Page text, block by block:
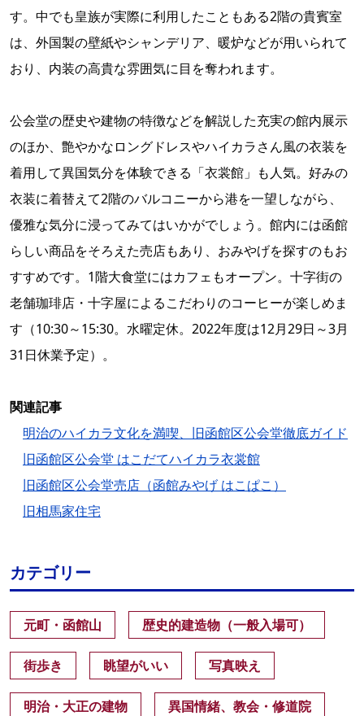
す。中でも皇族が実際に利用したこともある2階の貴賓室
は、外国製の壁紙やシャンデリア、暖炉などが用いられて
おり、内装の高貴な雰囲気に目を奪われます。
公会堂の歴史や建物の特徴などを解説した充実の館内展示
のほか、艶やかなロングドレスやハイカラさん風の衣装を
着用して異国気分を体験できる「衣裳館」も人気。好みの
衣装に着替えて2階のバルコニーから港を一望しながら、
優雅な気分に浸ってみてはいかがでしょう。館内には函館
らしい商品をそろえた売店もあり、おみやげを探すのもお
すすめです。1階大食堂にはカフェもオープン。十字街の
老舗珈琲店・十字屋によるこだわりのコーヒーが楽しめま
す（10:30～15:30。水曜定休。2022年度は12月29日～3月
31日休業予定）。
関連記事
明治のハイカラ文化を満喫、旧函館区公会堂徹底ガイド
旧函館区公会堂 はこだてハイカラ衣裳館
旧函館区公会堂売店（函館みやげ はこぱこ）
旧相馬家住宅
カテゴリー
元町・函館山 歴史的建造物（一般入場可）
街歩き 眺望がいい 写真映え
明治・大正の建物 異国情緒、教会・修道院